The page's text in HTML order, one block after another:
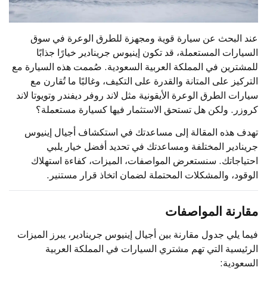
عند البحث عن سيارة قوية ومجهزة للطرق الوعرة في سوق
السيارات المستعملة، قد تكون إينيوس جرينادير خيارًا جذابًا
للمشترين في المملكة العربية السعودية. صُممت هذه السيارة مع
التركيز على المتانة والقدرة على التكيف، وغالبًا ما تُقارن مع
سيارات الطرق الوعرة الأيقونية مثل لاند روفر ديفندر وتويوتا لاند
كروزر. ولكن هل تستحق الاستثمار فيها كسيارة مستعملة؟
تهدف هذه المقالة إلى مساعدتك في استكشاف أجيال إينيوس
جرينادير المختلفة ومساعدتك في تحديد أفضل خيار يلبي
احتياجاتك. سنستعرض المواصفات، الميزات، كفاءة استهلاك
الوقود، والمشكلات المحتملة لضمان اتخاذ قرار مستنير.
مقارنة المواصفات
فيما يلي جدول مقارنة بين أجيال إينيوس جرينادير، يبرز الميزات
الرئيسية التي تهم مشتري السيارات في المملكة العربية
السعودية: